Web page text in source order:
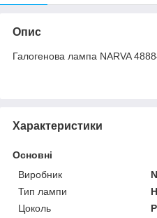
Опис
Галогенова лампа NARVA
Характеристики
Основні
Виробник
Тип лампи
Цоколь